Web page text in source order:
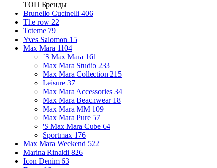
ТОП Бренды
Brunello Cucinelli 406
The row 22
Toteme 79
Yves Salomon 15
Max Mara 1104
`S Max Mara 161
Max Mara Studio 233
Max Mara Collection 215
Leisure 37
Max Mara Accessories 34
Max Mara Beachwear 18
Max Mara MM 109
Max Mara Pure 57
'S Max Mara Cube 64
Sportmax 176
Max Mara Weekend 522
Marina Rinaldi 826
Icon Denim 63